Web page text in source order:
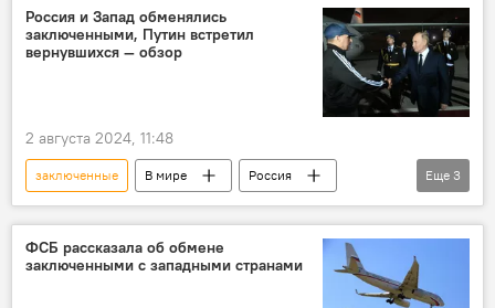
Волгоградская область
Россия и Запад обменялись
заключенными, Путин встретил
вернувшихся — обзор
2 августа 2024, 11:48
заключенные В мире
Россия
Запад
США обмен
Еще 3
ФСБ рассказала об обмене
заключенными с западными странами